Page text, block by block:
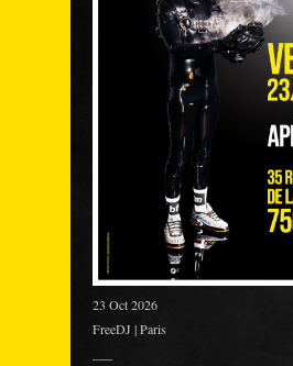
23 Oct 2026
FreeDJ | Paris